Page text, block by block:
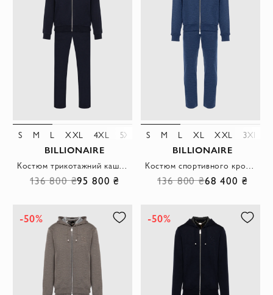
S M L XXL 4XL 5XL
BILLIONAIRE
Костюм трикотажний кашеміровий з додаванням шовку темно-синій
136 800 ₴95 800 ₴
S M L XL XXL 3XL
BILLIONAIRE
Костюм спортивного крою з кашеміру та шовку темно-синього тону
136 800 ₴68 400 ₴
-50% -50%